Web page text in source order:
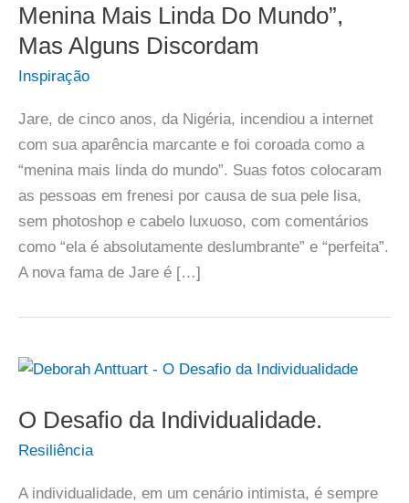
Menina Mais Linda Do Mundo”,
Mas Alguns Discordam
Inspiração
Jare, de cinco anos, da Nigéria, incendiou a internet
com sua aparência marcante e foi coroada como a
“menina mais linda do mundo”. Suas fotos colocaram
as pessoas em frenesi por causa de sua pele lisa,
sem photoshop e cabelo luxuoso, com comentários
como “ela é absolutamente deslumbrante” e “perfeita”.
A nova fama de Jare é […]
O Desafio da Individualidade.
Resiliência
A individualidade, em um cenário intimista, é sempre